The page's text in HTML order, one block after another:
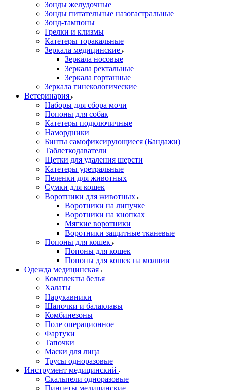
Зонды желудочные
Зонды питательные назогастральные
Зонд-тампоны
Грелки и клизмы
Катетеры торакальные
Зеркала медицинские
Зеркала носовые
Зеркала ректальные
Зеркала гортанные
Зеркала гинекологические
Ветеринария
Наборы для сбора мочи
Попоны для собак
Катетеры подключичные
Намордники
Бинты самофиксирующиеся (Бандажи)
Таблеткодаватели
Щетки для удаления шерсти
Катетеры уретральные
Пеленки для животных
Сумки для кошек
Воротники для животных
Воротники на липучке
Воротники на кнопках
Мягкие воротники
Воротники защитные тканевые
Попоны для кошек
Попоны для кошек
Попоны для кошек на молнии
Одежда медицинская
Комплекты белья
Халаты
Нарукавники
Шапочки и балаклавы
Комбинезоны
Поле операционное
Фартуки
Тапочки
Маски для лица
Трусы одноразовые
Инструмент медицинский
Скальпели одноразовые
Пинцеты медицинские